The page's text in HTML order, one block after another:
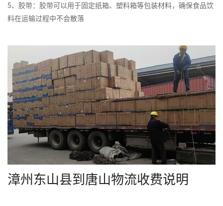
5、胶带：胶带可以用于固定纸箱、塑料箱等包装材料，确保食品饮
料在运输过程中不会散落
漳州东山县到唐山物流收费说明